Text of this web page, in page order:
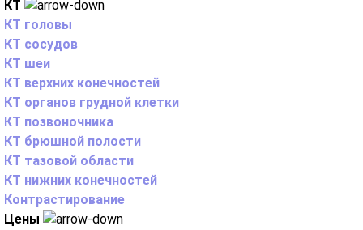
КТ
КТ головы
КТ сосудов
КТ шеи
КТ верхних конечностей
КТ органов грудной клетки
КТ позвоночника
КТ брюшной полости
КТ тазовой области
КТ нижних конечностей
Контрастирование
Цены